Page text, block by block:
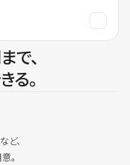
で、
る。
ど、
。